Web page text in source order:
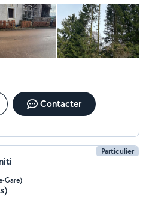
maçonnerie -Crépi -
( déchets vert gravats autres) -
Placot pose de fibre et
Contacter
Particulier
Gare)